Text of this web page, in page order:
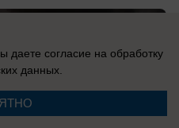
даете согласие на обработку
данных.